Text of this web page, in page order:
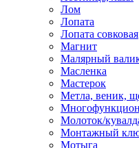
Лом
Лопата
Лопата совковая
Магнит
Малярный
Масленка
Мастерок
Метла, веник,
Молоток/
Монтажный
Мотыга